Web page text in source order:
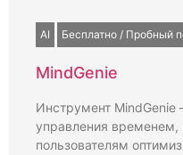
AI Бесплатно / Пробный
MindGenie
Инструмент MindGenie
управления временем,
пользователям